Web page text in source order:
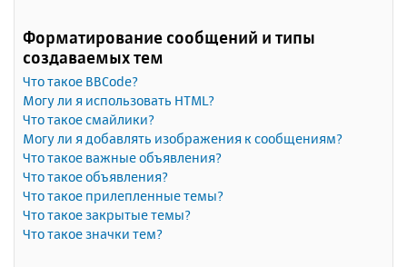
Форматирование сообщений и типы
создаваемых тем
Что такое BBCode?
Могу ли я использовать HTML?
Что такое смайлики?
Могу ли я добавлять изображения к сообщениям?
Что такое важные объявления?
Что такое объявления?
Что такое прилепленные темы?
Что такое закрытые темы?
Что такое значки тем?